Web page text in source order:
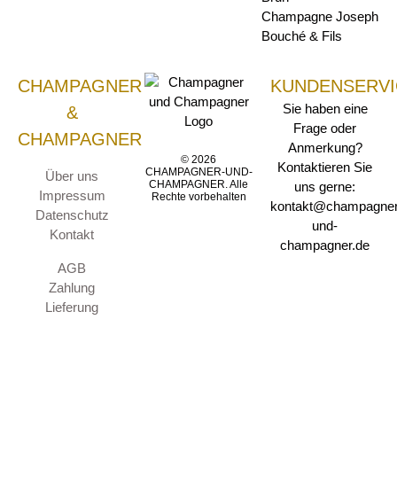
Champagne Joseph
Bouché & Fils
CHAMPAGNER
&
CHAMPAGNER
Über uns
Impressum
Datenschutz
Kontakt
AGB
Zahlung
Lieferung
© 2026
CHAMPAGNER-UND-
CHAMPAGNER. Alle
Rechte vorbehalten
Sie haben eine
Frage oder
Anmerkung?
Kontaktieren Sie
uns gerne:
und-
champagner.de